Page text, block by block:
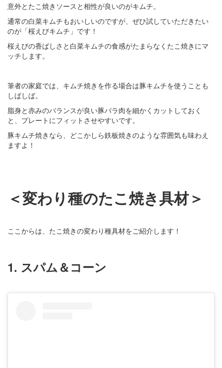
意外とたこ焼きソースと相性が良いのがキムチ。
通常の白菜キムチもおいしいのですが、ぜひ試していただきたい
のが「桜えびキムチ」です！
桜えびの香ばしさと白菜キムチの食感がたまらなくたこ焼きにマ
ッチします。
筆者の家庭では、キムチ焼きを作る場合は豚キムチを使うことも
しばしば。
脂身と赤みのバランスが良い豚バラ肉を細かくカットしておく
と、プレートにフィットさせやすいです。
豚キムチ焼きなら、どこかしら鉄板焼きのような雰囲気も味わえ
ますよ！
＜変わり種のたこ焼き具材＞
ここからは、たこ焼きの変わり種具材をご紹介します！
1. スパム＆コーン